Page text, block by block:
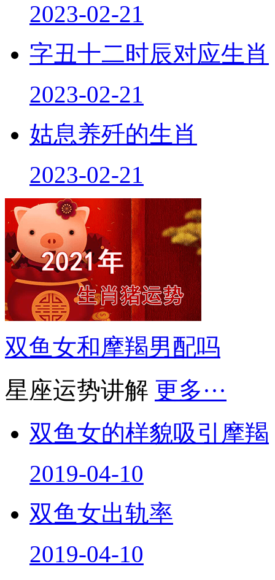
2023-02-21
字丑十二时辰对应生肖
2023-02-21
姑息养歼的生肖
2023-02-21
双鱼女和摩羯男配吗
星座运势讲解 更多···
双鱼女的样貌吸引摩羯
2019-04-10
双鱼女出轨率
2019-04-10